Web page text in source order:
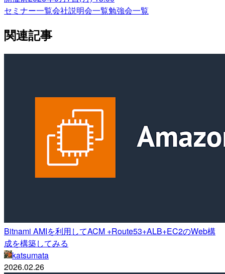
セミナー一覧会社説明会一覧勉強会一覧
関連記事
Bitnami AMIを利用してACM +Route53+ALB+EC2のWeb構
成を構築してみる
katsumata
2026.02.26